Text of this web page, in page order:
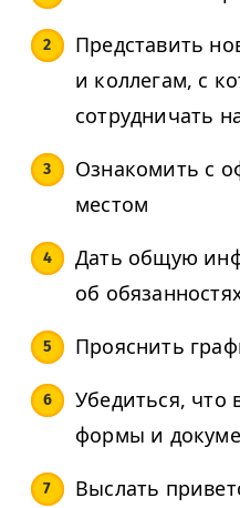
Представить
и коллегам, с
сотрудничать
Ознакомить с
местом
Дать общую
об
Прояснить
Убедиться, что
формы и
Выслать